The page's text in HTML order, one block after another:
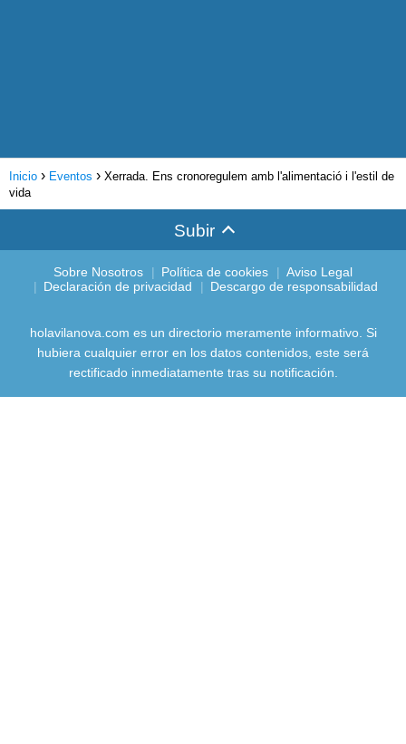
Inicio Eventos
Xerrada. Ens cronoregulem amb l'alimentació i l'estil de
vida
Subir
Sobre Nosotros Política de cookies
Aviso Legal
Declaración de privacidad
Descargo de responsabilidad
holavilanova.com es un directorio meramente informativo. Si
hubiera cualquier error en los datos contenidos, este será
rectificado inmediatamente tras su notificación.